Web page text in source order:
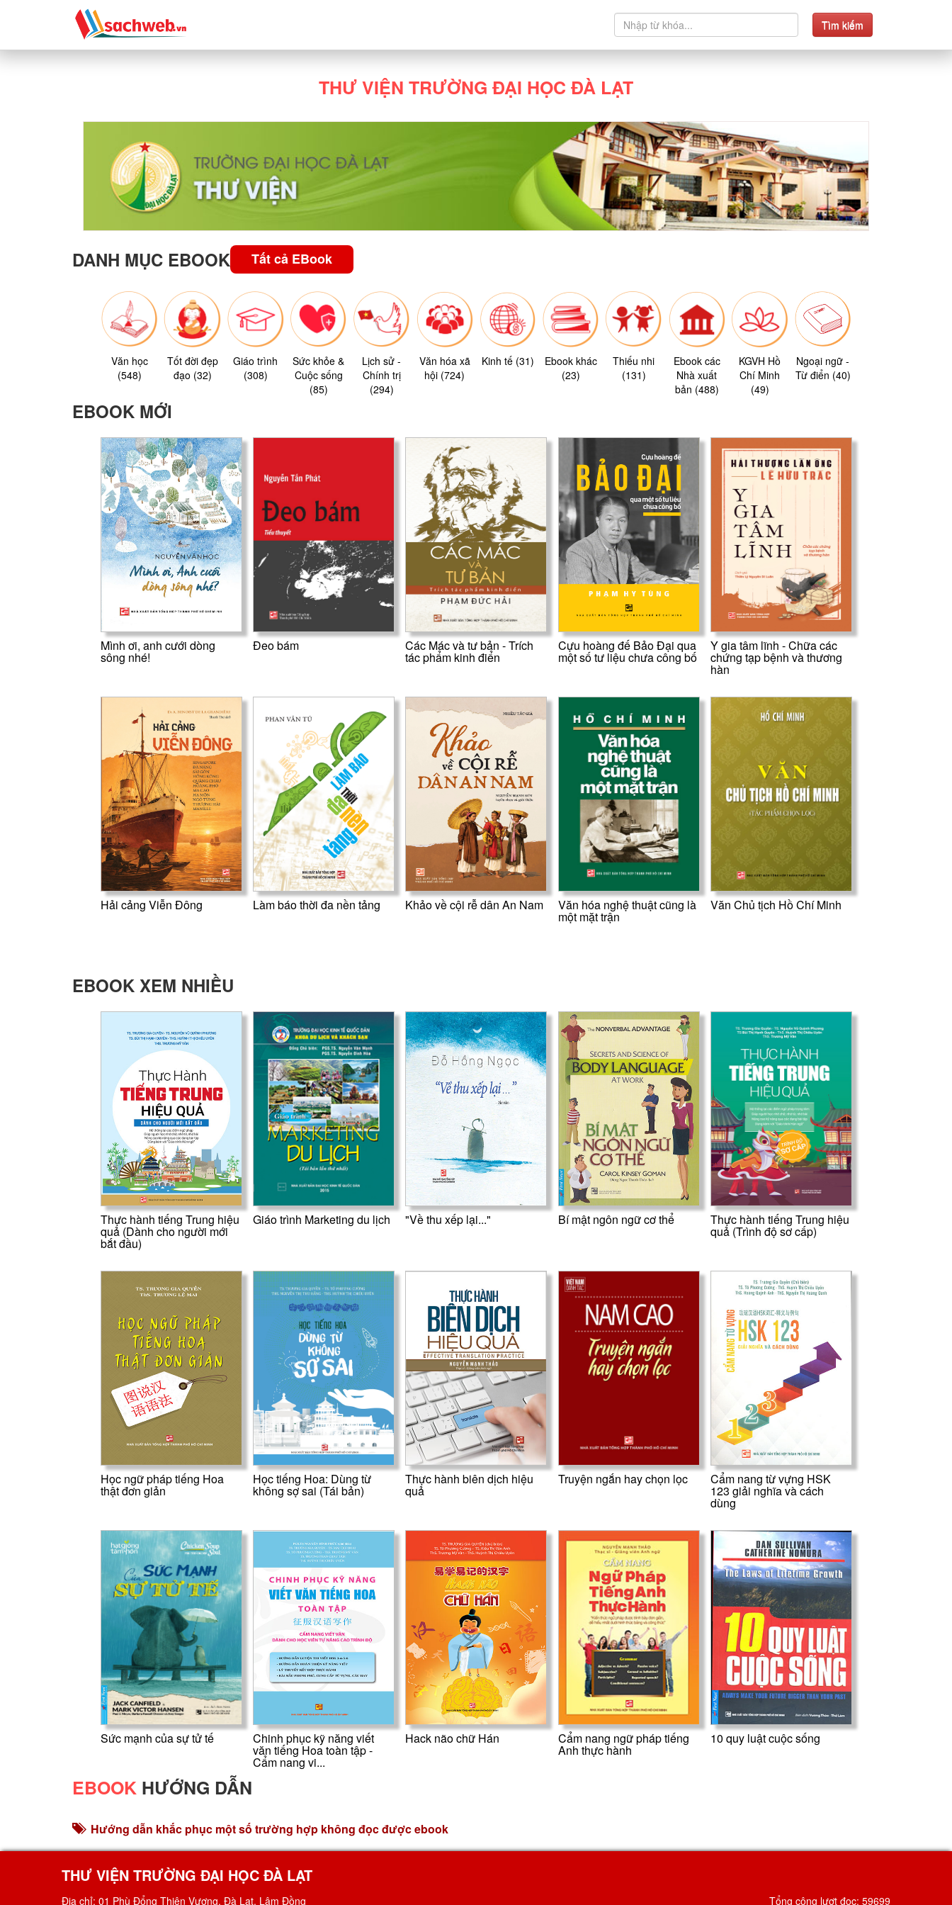
THƯ VIỆN TRƯỜNG ĐẠI HỌC ĐÀ LẠT
DANH MỤC EBOOK Tất cả EBook
Văn học
(548)
Tốt đời đẹp
đạo (32)
Giáo trình
(308)
Sức khỏe &
Cuộc sống
(85)
Lịch sử -
Chính trị
(294)
Văn hóa xã
hội (724)
Kinh tế (31)
Ebook khác
(23)
Thiếu nhi
(131)
Ebook các
Nhà xuất
bản (488)
KGVH Hồ
Chí Minh
(49)
Ngoại ngữ -
Từ điển (40)
EBOOK MỚI
Mình ơi, anh cưới dòng
sông nhé!
Đeo bám Các Mác và tư bản - Trích
tác phẩm kinh điển
Cựu hoàng đế Bảo Đại qua
một số tư liệu chưa công bố
Y gia tâm lĩnh - Chữa các
chứng tạp bệnh và thương
hàn
Hải cảng Viễn Đông Làm báo thời đa nền tảng Khảo về cội rễ dân An Nam Văn hóa nghệ thuật cũng là
một mặt trận
Văn Chủ tịch Hồ Chí Minh
EBOOK XEM NHIỀU
Thực hành tiếng Trung hiệu
quả (Dành cho người mới
bắt đầu)
Giáo trình Marketing du lịch "Về thu xếp lại..." Bí mật ngôn ngữ cơ thể Thực hành tiếng Trung hiệu
quả (Trình độ sơ cấp)
Học ngữ pháp tiếng Hoa
thật đơn giản
Học tiếng Hoa: Dùng từ
không sợ sai (Tái bản)
Thực hành biên dịch hiệu
quả
Truyện ngắn hay chọn lọc Cẩm nang từ vựng HSK
123 giải nghĩa và cách
dùng
Sức mạnh của sự tử tế Chinh phục kỹ năng viết
văn tiếng Hoa toàn tập -
Cẩm nang vi...
Hack não chữ Hán Cẩm nang ngữ pháp tiếng
Anh thực hành
10 quy luật cuộc sống
EBOOK HƯỚNG DẪN
Hướng dẫn khắc phục một số trường hợp không đọc được ebook
THƯ VIỆN TRƯỜNG ĐẠI HỌC ĐÀ LẠT
Địa chỉ: 01 Phù Đổng Thiên Vương, Đà Lạt, Lâm Đồng Tổng cộng lượt đọc: 59699